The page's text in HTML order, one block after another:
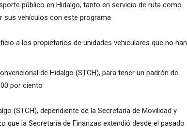
público en Hidalgo, tanto en servicio de ruta como
sus vehículos con este programa
a los propietarios de unidades vehiculares que no han
de Hidalgo (STCH), para tener un padrón de
por ciento
(STCH), dependiente de la Secretaría de Movilidad y
que la Secretaría de Finanzas extendió desde el pasado